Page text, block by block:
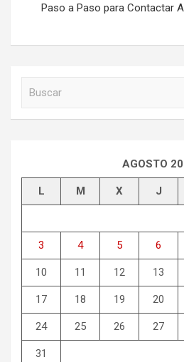
Paso a Paso para Contactar
AGOSTO
L M X J
3 4 5 6
10 11 12 13
17 18 19 20
24 25 26 27
31